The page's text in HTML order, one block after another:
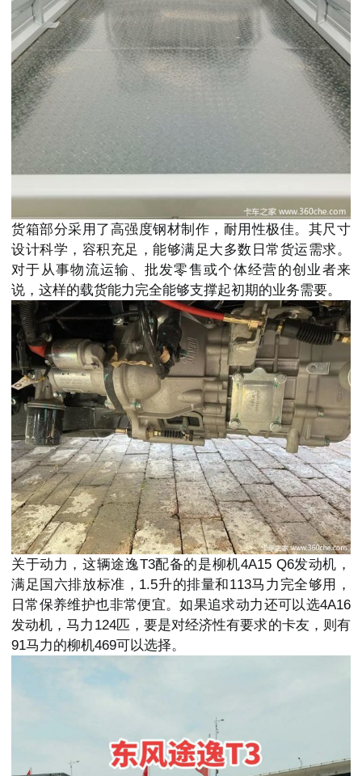
货箱部分采用了高强度钢材制作，耐用性极佳。其尺寸
设计科学，容积充足，能够满足大多数日常货运需求。
对于从事物流运输、批发零售或个体经营的创业者来
说，这样的载货能力完全能够支撑起初期的业务需要。
关于动力，这辆途逸T3配备的是柳机4A15 Q6发动机，
满足国六排放标准，1.5升的排量和113马力完全够用，
日常保养维护也非常便宜。如果追求动力还可以选4A16
发动机，马力124匹，要是对经济性有要求的卡友，则有
91马力的柳机469可以选择。